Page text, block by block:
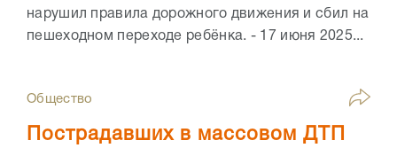
нарушил правила дорожного движения и сбил на
пешеходном переходе ребёнка. - 17 июня 2025...
Общество
Пострадавших в массовом ДТП